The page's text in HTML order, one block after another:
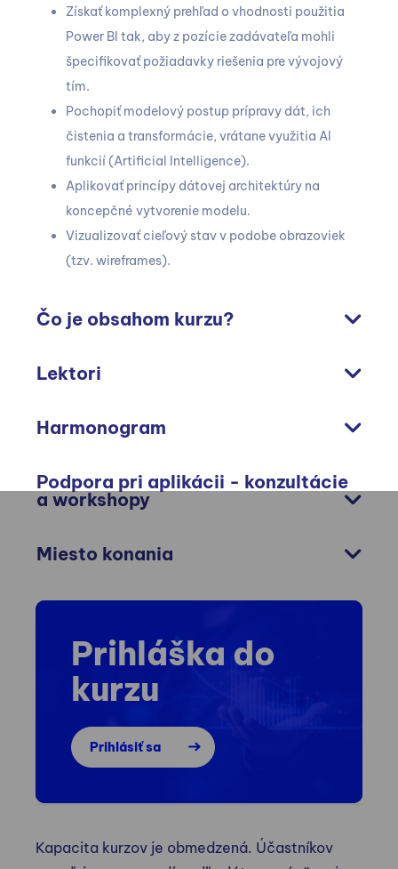
Získať komplexný prehľad o vhodnosti použitia
Power BI tak, aby z pozície zadávateľa mohli
špecifikovať požiadavky riešenia pre vývojový
tím.
Pochopiť modelový postup prípravy dát, ich
čistenia a transformácie, vrátane využitia AI
funkcií (Artificial Intelligence).
Aplikovať princípy dátovej architektúry na
koncepčné vytvorenie modelu.
Vizualizovať cieľový stav v podobe obrazoviek
(tzv. wireframes).
Čo je obsahom kurzu?
Lektori
Harmonogram
Podpora pri aplikácii - konzultácie
a workshopy
Miesto konania
Prihláška do
kurzu
Prihlásiť sa
Kapacita kurzov je obmedzená. Účastníkov